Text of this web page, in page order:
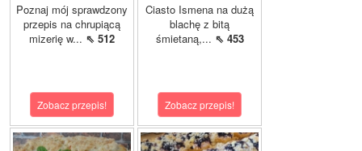
Poznaj mój sprawdzony
przepis na chrupiącą
mizerię w... ⇖ 512
Zobacz przepis!
Ciasto Ismena na dużą
blachę z bitą
śmietaną,... ⇖ 453
Zobacz przepis!